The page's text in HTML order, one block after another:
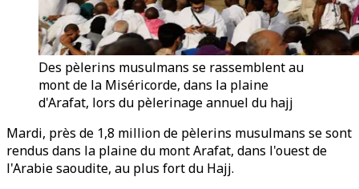
Des pèlerins musulmans se rassemblent au
mont de la Miséricorde, dans la plaine
d'Arafat, lors du pèlerinage annuel du hajj
Mardi, près de 1,8 million de pèlerins musulmans se sont
rendus dans la plaine du mont Arafat, dans l'ouest de
l'Arabie saoudite, au plus fort du Hajj.